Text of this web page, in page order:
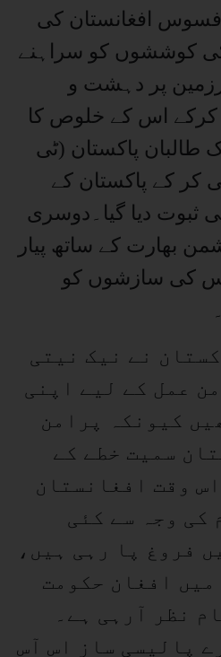
افسوس افغانستان کی
کوششوں کو سراہنے
پر دہشت و
کرکے اس کے خلوص کا
طالبان پاکستان (ٹی
کے پاکستان کے
ثبوت دیا گیا۔دوسری
بھارت کے ساتھ پیار
اس کی سازشوں کو
نے نیک نیتی
عمل کے لیے اپنی
کیونکہ پرامن
سمیت خطے کے
وقت افغانستان
کی وجہ سے کئی
فروغ پا رہی ہیں،
افغان حکومت
نظر آرہی ہے۔
پالیسی ساز اس آس